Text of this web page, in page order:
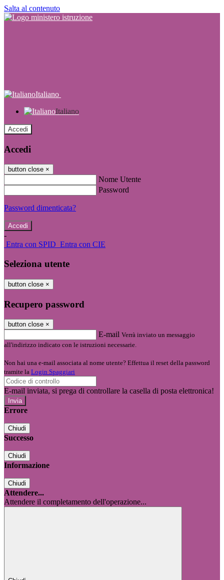
Salta al contenuto
Italiano
Italiano
Accedi
Accedi
button close ×
Nome Utente
Password
Password dimenticata?
-
Entra con SPID Entra con CIE
Seleziona utente
button close ×
Recupero password
button close ×
E-mail Verrà inviato un messaggio
all'indirizzo indicato con le istruzioni necessarie.
Non hai una e-mail associata al nome utente? Effettua il reset della password
tramite la Login Spaggiari
E-mail inviata, si prega di controllare la casella di posta elettronica!
Errore
Chiudi
Successo
Chiudi
Informazione
Chiudi
Attendere...
Attendere il completamento dell'operazione...